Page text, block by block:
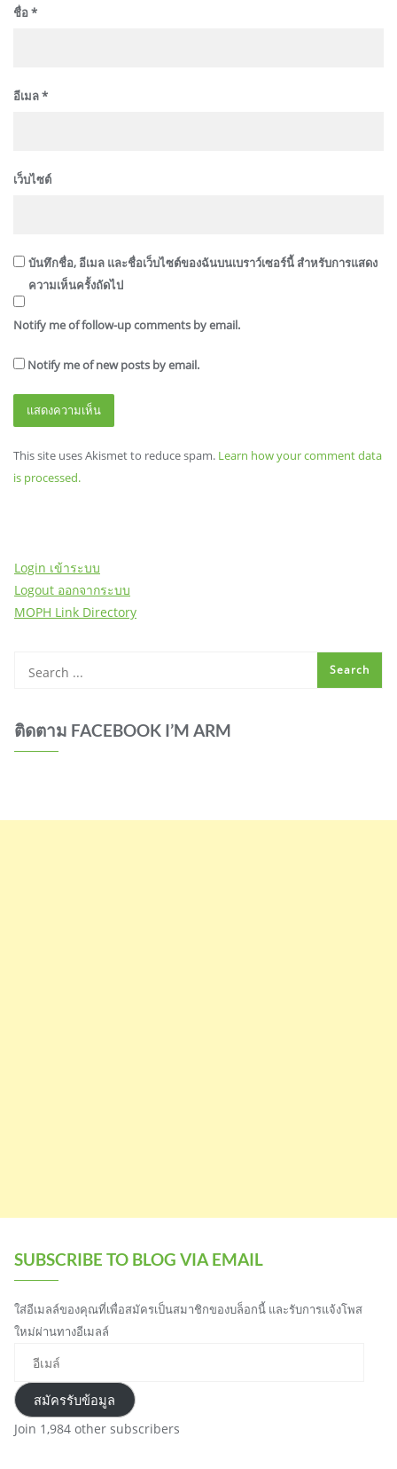
ชื่อ*
อีเมล*
เว็บไซต์
บันทึกชื่อ, อีเมล และชื่อเว็บไซต์ของฉันบนเบราว์เซอร์นี้ สำหรับการแสดง
ความเห็นครั้งถัดไป
Notify me of follow-up comments by email.
Notify me of new posts by email.
This site uses Akismet to reduce spam. Learn how your comment data
is processed.
Login เข้าระบบ
Logout ออกจากระบบ
MOPH Link Directory
ติดตาม FACEBOOK I’M ARM
SUBSCRIBE TO BLOG VIA EMAIL
ใส่อีเมลล์ของคุณที่เพื่อสมัครเป็นสมาชิกของบล็อกนี้ และรับการแจ้งโพส
ใหม่ผ่านทางอีเมลล์
สมัครรับข้อมูล
Join 1,984 other subscribers